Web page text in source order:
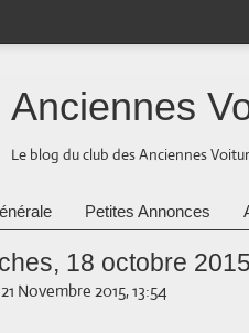
Anciennes
Le blog du club des Anciennes
Petites Annonces
18 octobre 2015
21 Novembre 2015, 13:54